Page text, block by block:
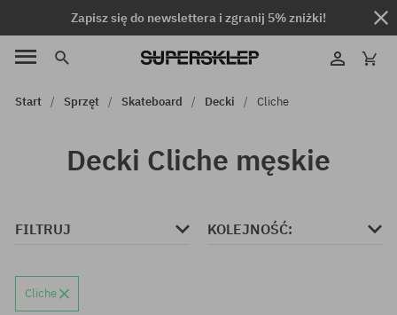
Zapisz się do newslettera i zgranij 5% zniżki!
Start Sprzęt Skateboard Decki Cliche
Decki Cliche męskie
FILTRUJ KOLEJNOŚĆ:
Cliche